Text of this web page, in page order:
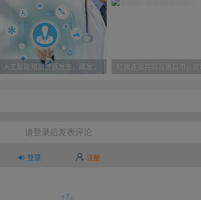
请登录后发表评论
登录 注册